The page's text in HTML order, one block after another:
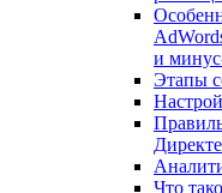
и
Этапы
Что